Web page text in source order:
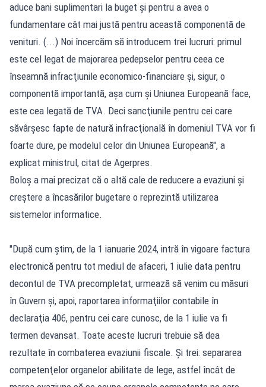
aduce bani suplimentari la buget şi pentru a avea o
fundamentare cât mai justă pentru această componentă de
venituri. (...) Noi încercăm să introducem trei lucruri: primul
este cel legat de majorarea pedepselor pentru ceea ce
înseamnă infracţiunile economico-financiare şi, sigur, o
componentă importantă, aşa cum şi Uniunea Europeană face,
este cea legată de TVA. Deci sancţiunile pentru cei care
săvârşesc fapte de natură infracţională în domeniul TVA vor fi
foarte dure, pe modelul celor din Uniunea Europeană", a
explicat ministrul, citat de Agerpres.
Boloș a mai precizat că o altă cale de reducere a evaziuni și
creștere a încasărilor bugetare o reprezintă utilizarea
sistemelor informatice.
"După cum ştim, de la 1 ianuarie 2024, intră în vigoare factura
electronică pentru tot mediul de afaceri, 1 iulie data pentru
decontul de TVA precompletat, urmează să venim cu măsuri
în Guvern şi, apoi, raportarea informaţiilor contabile în
declaraţia 406, pentru cei care cunosc, de la 1 iulie va fi
termen devansat. Toate aceste lucruri trebuie să dea
rezultate în combaterea evaziunii fiscale. Şi trei: separarea
competenţelor organelor abilitate de lege, astfel încât de